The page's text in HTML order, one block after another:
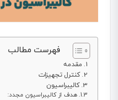
فهرست مطالب
مقدمه
کنترل تجهیزات
کالیبراسیون
هدف از کالیبراسیون مجدد: